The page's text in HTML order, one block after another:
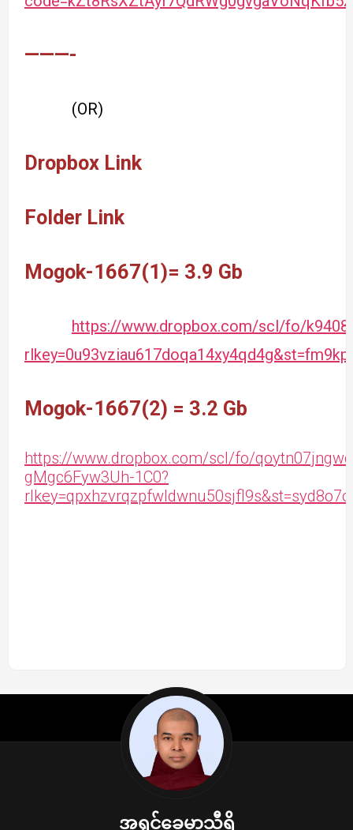
———-
(OR)
Dropbox Link
Folder Link
Mogok-1667(1)= 3.9 Gb
https://www.dropbox.com/scl/fo/
Mogok-1667(2) = 3.2 Gb
https://www.dropbox.com/scl/fo/
gMgc6Fyw3Uh-1C0?
အရှင်ခေမာသီရိ